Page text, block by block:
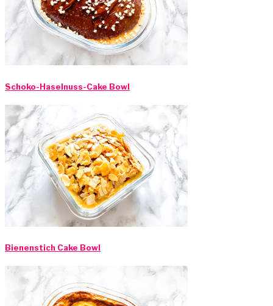
Schoko-Haselnuss-Cake Bowl
Bienenstich Cake Bowl